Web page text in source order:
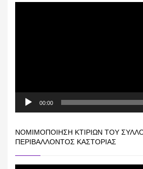
00:00
ΝΟΜΙΜΟΠΟΊΗΣΗ ΚΤΙΡΊΩΝ ΤΟΥ
ΠΕΡΙΒΆΛΛΟΝΤΟΣ ΚΑΣΤΟΡΙΆΣ